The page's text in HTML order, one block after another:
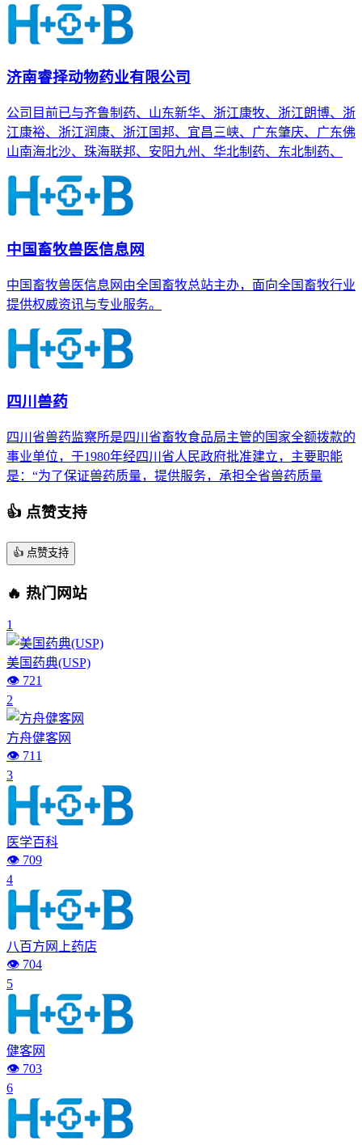
济南睿择动物药业有限公司
公司目前已与齐鲁制药、山东新华、浙江康牧、浙江朗博、浙
江康裕、浙江润康、浙江国邦、宜昌三峡、广东肇庆、广东佛
山南海北沙、珠海联邦、安阳九州、华北制药、东北制药、
中国畜牧兽医信息网
中国畜牧兽医信息网由全国畜牧总站主办，面向全国畜牧行业
提供权威资讯与专业服务。
四川兽药
四川省兽药监察所是四川省畜牧食品局主管的国家全额拨款的
事业单位，于1980年经四川省人民政府批准建立，主要职能
是：“为了保证兽药质量，提供服务，承担全省兽药质量
👍 点赞支持
👍 点赞支持
🔥 热门网站
1
美国药典(USP)
👁️ 721
2
方舟健客网
👁️ 711
3
医学百科
👁️ 709
4
八百方网上药店
👁️ 704
5
健客网
👁️ 703
6